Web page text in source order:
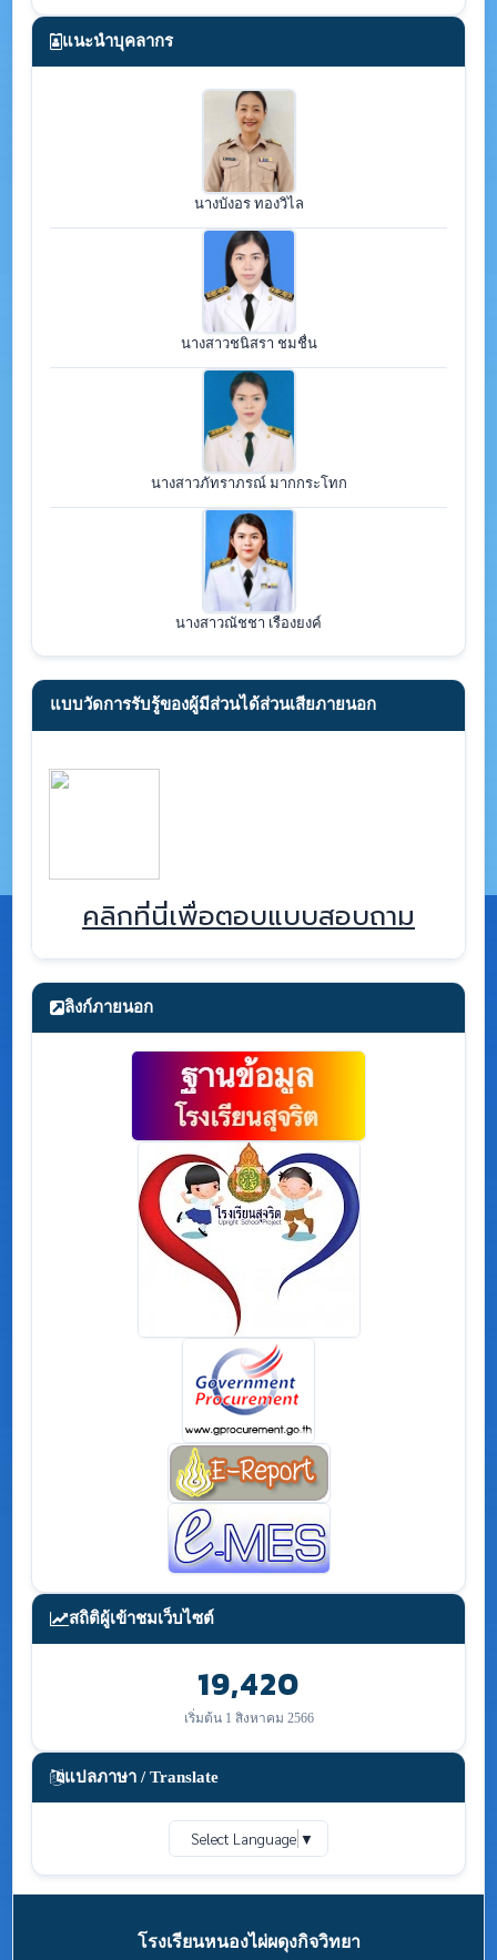
แนะนำบุคลากร
นางบังอร ทองวิไล
นางสาวชนิสรา ชมชื่น
นางสาวภัทราภรณ์ มากกระโทก
นางสาวณัชชา เรืองยงค์
แบบวัดการรับรู้ของผู้มีส่วนได้ส่วนเสียภายนอก
คลิกที่นี่เพื่อตอบแบบสอบถาม
ลิงก์ภายนอก
สถิติผู้เข้าชมเว็บไซต์
19,420
เริ่มต้น 1 สิงหาคม 2566
แปลภาษา / Translate
Select Language ▼
โรงเรียนหนองไผ่ผดุงกิจวิทยา